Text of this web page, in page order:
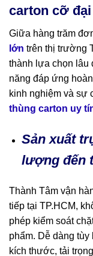
carton cỡ
Giữa hàng trăm
lớn trên thị trường
thành lựa chọn lâu
năng đáp ứng
kinh nghiệm và sự
thùng carton uy
Sản xuất
lượng đến
Thành Tâm vận
tiếp tại TP.HCM,
phép kiểm soát
phẩm. Dễ dàng
kích thước, tải